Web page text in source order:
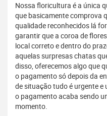
Nossa floricultura é a única
que basicamente comprova
qualidade reconhecidos lá
garantir que a coroa de
local correto e dentro do
aquelas surpresas chatas
disso, oferecemos algo que
o pagamento só depois da
de situação tudo é urgente
o pagamento acaba sendo
momento.